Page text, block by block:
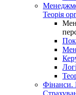
Теорія
Фінанси.